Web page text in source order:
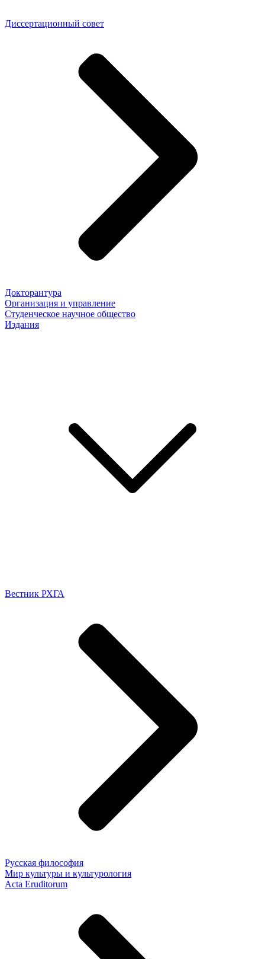
Диссертационный совет
Докторантура
Организация и управление
Студенческое научное общество
Издания
Вестник РХГА
Русская философия
Мир культуры и культурология
Acta Eruditorum